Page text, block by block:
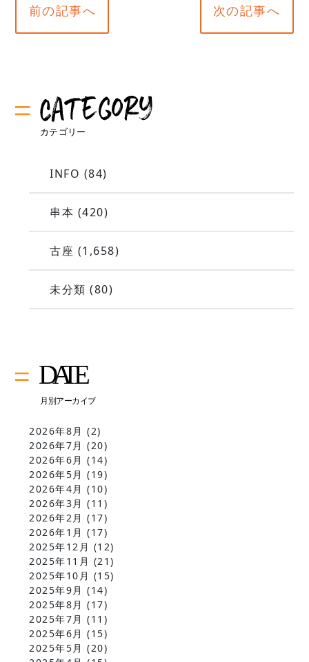
前の記事へ 次の記事へ
INFO (84)
串本 (420)
古座 (1,658)
未分類 (80)
2026年8月 (2)
2026年7月 (20)
2026年6月 (14)
2026年5月 (19)
2026年4月 (10)
2026年3月 (11)
2026年2月 (17)
2026年1月 (17)
2025年12月 (12)
2025年11月 (21)
2025年10月 (15)
2025年9月 (14)
2025年8月 (17)
2025年7月 (11)
2025年6月 (15)
2025年5月 (20)